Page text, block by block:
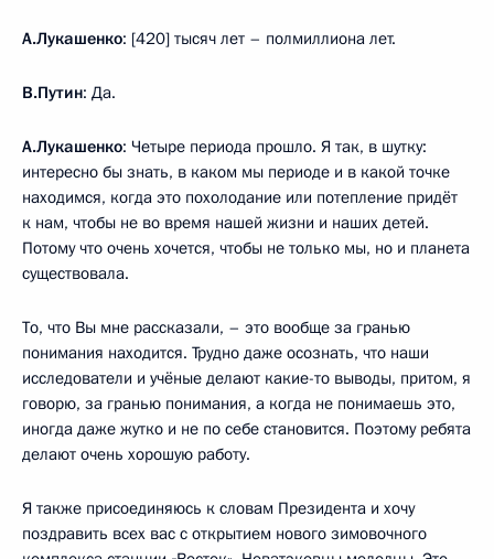
А.Лукашенко: [420] тысяч лет – полмиллиона лет.
В.Путин: Да.
А.Лукашенко: Четыре периода прошло. Я так, в шутку:
интересно бы знать, в каком мы периоде и в какой точке
находимся, когда это похолодание или потепление придёт
к нам, чтобы не во время нашей жизни и наших детей.
Потому что очень хочется, чтобы не только мы, но и планета
существовала.
То, что Вы мне рассказали, – это вообще за гранью
понимания находится. Трудно даже осознать, что наши
исследователи и учёные делают какие-то выводы, притом, я
говорю, за гранью понимания, а когда не понимаешь это,
иногда даже жутко и не по себе становится. Поэтому ребята
делают очень хорошую работу.
Я также присоединяюсь к словам Президента и хочу
поздравить всех вас с открытием нового зимовочного